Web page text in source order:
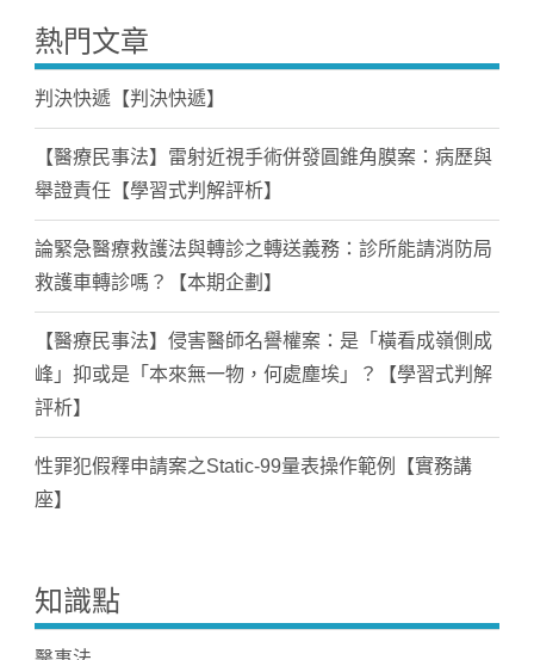
熱門文章
判決快遞【判決快遞】
【醫療民事法】雷射近視手術併發圓錐角膜案：病歷與
舉證責任【學習式判解評析】
論緊急醫療救護法與轉診之轉送義務：診所能請消防局
救護車轉診嗎？【本期企劃】
【醫療民事法】侵害醫師名譽權案：是「橫看成嶺側成
峰」抑或是「本來無一物，何處塵埃」？【學習式判解
評析】
性罪犯假釋申請案之Static-99量表操作範例【實務講
座】
知識點